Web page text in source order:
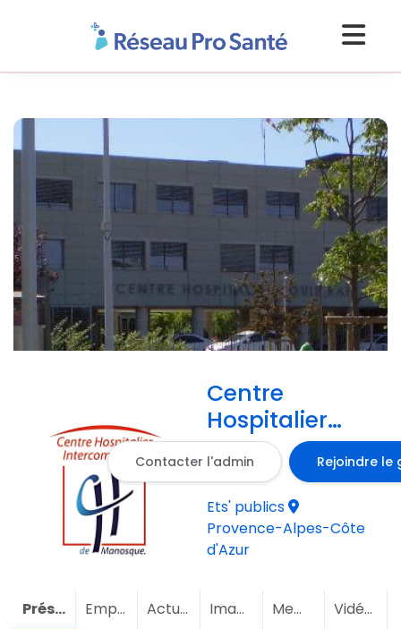
Centre
Hospitalier
Intercommunal
de Manosque
Contacter l'admin Rejoindre le
Ets' publics
Provence-Alpes-Côte
d'Azur
Présentation Emploi (3) Actualités Images Membres (15)
Vidéos